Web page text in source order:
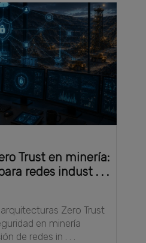
Trust en minería:
redes indust . . .
Zero Trust
en minería
de redes in . . .